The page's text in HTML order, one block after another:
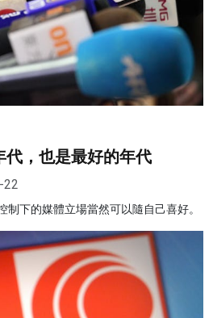
，也是最好的年代
22
制下的媒體立場當然可以隨自己喜好。